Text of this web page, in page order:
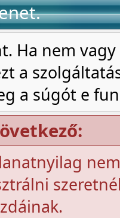
Ha nem
a
a súgót e